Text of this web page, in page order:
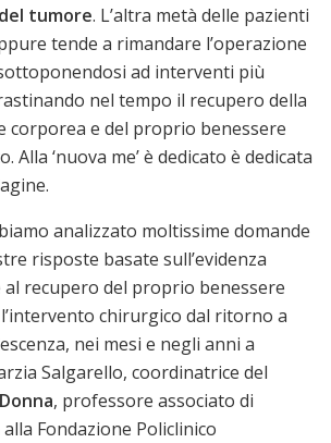
tumore. L’altra metà delle pazienti
tende a rimandare l’operazione
ad interventi più
nel tempo il recupero della
corporea e del proprio benessere
Alla ‘nuova me’ è dedicato è dedicata
analizzato moltissime domande
risposte basate sull’evidenza
al recupero del proprio benessere
chirurgico dal ritorno a
nei mesi e negli anni a
Salgarello, coordinatrice del
, professore associato di
Fondazione Policlinico